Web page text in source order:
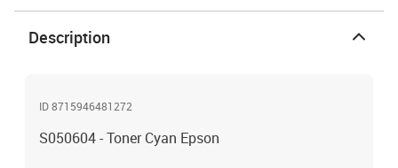
Description
ID 8715946481272
S050604 - Toner Cyan Epson